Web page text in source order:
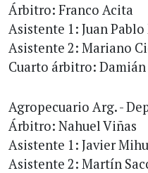
Árbitro: Franco Acita
Asistente 1: Juan
Asistente 2: Mariano
Cuarto árbitro:
Agropecuario Arg. -
Árbitro: Nahuel Viñas
Asistente 1: Javier
Asistente 2: Martín